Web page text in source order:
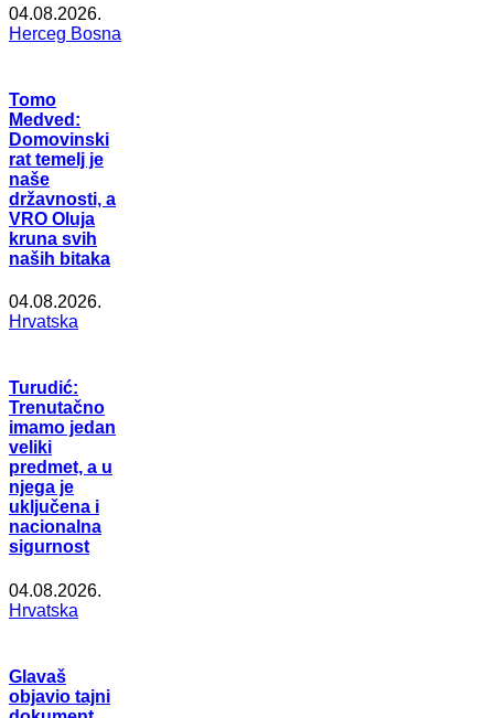
04.08.2026.
Herceg Bosna
Tomo
Medved:
Domovinski
rat temelj je
naše
državnosti, a
VRO Oluja
kruna svih
naših bitaka
04.08.2026.
Hrvatska
Turudić:
Trenutačno
imamo jedan
veliki
predmet, a u
njega je
uključena i
nacionalna
sigurnost
04.08.2026.
Hrvatska
Glavaš
objavio tajni